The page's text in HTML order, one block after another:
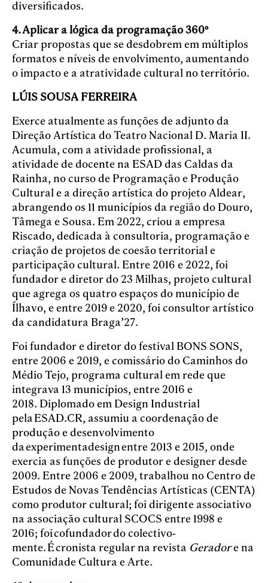
diversificados.
4.Aplicar a lógica da programação 360º
Criar propostas que se desdobrem em múltiplos
formatos e níveis de envolvimento, aumentando
o impacto e a atratividade cultural no território.
LÚIS SOUSA FERREIRA
Exerce atualmente as funções de adjunto da
Direção Artística do Teatro Nacional D. Maria II.
Acumula, com a atividade profissional, a
atividade de docente na ESAD das Caldas da
Rainha, no curso de Programação e Produção
Cultural e a direção artística do projeto Aldear,
abrangendo os 11 municípios da região do Douro,
Tâmega e Sousa. Em 2022, criou a empresa
Riscado, dedicada à consultoria, programação e
criação de projetos de coesão territorial e
participação cultural. Entre 2016 e 2022, foi
fundador e diretor do 23 Milhas, projeto cultural
que agrega os quatro espaços do município de
Ílhavo, e entre 2019 e 2020, foi consultor artístico
da candidatura Braga’27.
Foi fundador e diretor do festival BONS SONS,
entre 2006 e 2019, e comissário do Caminhos do
Médio Tejo, programa cultural em rede que
integrava 13 municípios, entre 2016 e
2018. Diplomado em Design Industrial
pela ESAD.CR, assumiu a coordenação de
produção e desenvolvimento
da experimentadesign entre 2013 e 2015, onde
exercia as funções de produtor e designer desde
2009. Entre 2006 e 2009, trabalhou no Centro de
Estudos de Novas Tendências Artísticas (CENTA)
como produtor cultural; foi dirigente associativo
na associação cultural SCOCS entre 1998 e
2016; foi cofundador do colectivo‐
mente. É cronista regular na revista Geradore na
Comunidade Cultura e Arte.